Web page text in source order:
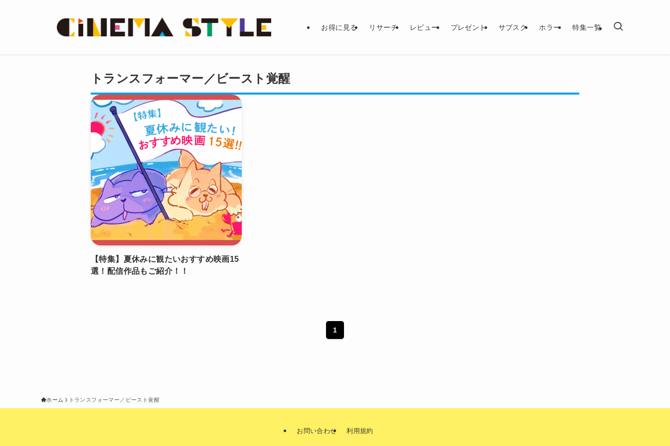
お得に見る リサーチ レビュー プレゼント サブスク ホラー 特集一覧
トランスフォーマー／ビースト覚醒
【特集】夏休みに観たいおすすめ映画15
選！配信作品もご紹介！！
1
ホーム トランスフォーマー／ビースト覚醒
お問い合わせ 利用規約